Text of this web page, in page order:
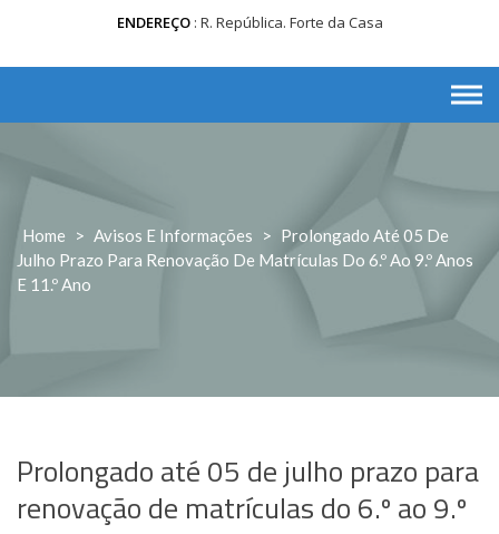
ENDEREÇO R. República. Forte da Casa
Home > Avisos E Informações > Prolongado Até 05 De
Julho Prazo Para Renovação De Matrículas Do 6.º Ao 9.º Anos
E 11.º Ano
Prolongado até 05 de julho prazo para
renovação de matrículas do 6.º ao 9.º